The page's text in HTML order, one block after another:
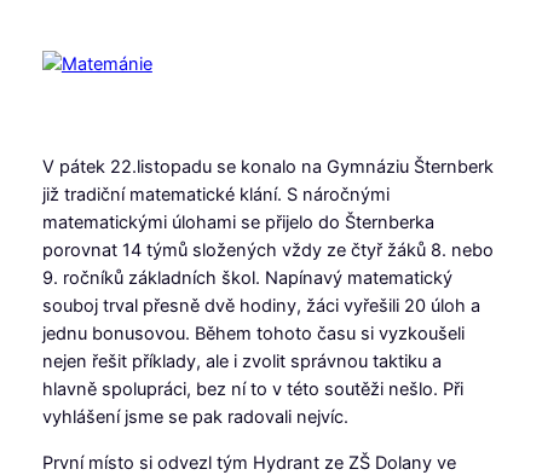
V pátek 22.listopadu se konalo na Gymnáziu Šternberk
již tradiční matematické klání. S náročnými
matematickými úlohami se přijelo do Šternberka
porovnat 14 týmů složených vždy ze čtyř žáků 8. nebo
9. ročníků základních škol. Napínavý matematický
souboj trval přesně dvě hodiny, žáci vyřešili 20 úloh a
jednu bonusovou. Během tohoto času si vyzkoušeli
nejen řešit příklady, ale i zvolit správnou taktiku a
hlavně spolupráci, bez ní to v této soutěži nešlo. Při
vyhlášení jsme se pak radovali nejvíc.
První místo si odvezl tým Hydrant ze ZŠ Dolany ve